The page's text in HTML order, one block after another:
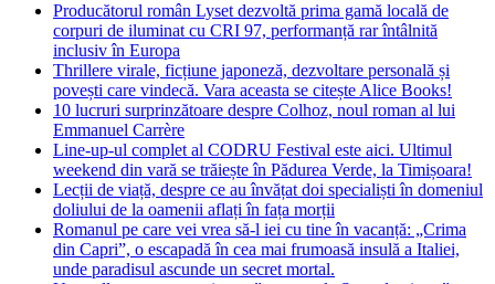
Producătorul român Lyset dezvoltă prima gamă locală de
corpuri de iluminat cu CRI 97, performanță rar întâlnită
inclusiv în Europa
Thrillere virale, ficțiune japoneză, dezvoltare personală și
povești care vindecă. Vara aceasta se citește Alice Books!
10 lucruri surprinzătoare despre Colhoz, noul roman al lui
Emmanuel Carrère
Line-up-ul complet al CODRU Festival este aici. Ultimul
weekend din vară se trăiește în Pădurea Verde, la Timișoara!
Lecții de viață, despre ce au învățat doi specialiști în domeniul
doliului de la oamenii aflați în fața morții
Romanul pe care vei vrea să-l iei cu tine în vacanță: „Crima
din Capri”, o escapadă în cea mai frumoasă insulă a Italiei,
unde paradisul ascunde un secret mortal.